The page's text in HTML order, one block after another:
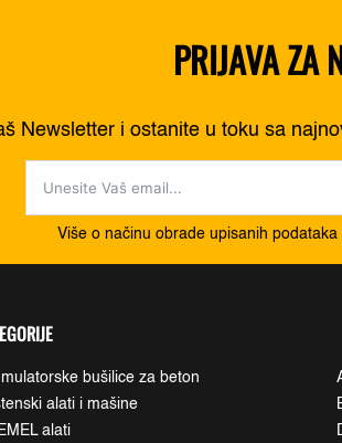
PRIJAVA ZA
Newsletter i ostanite u toku sa
Više o načinu obrade upisanih
bušilice za beton
alati i mašine
alati